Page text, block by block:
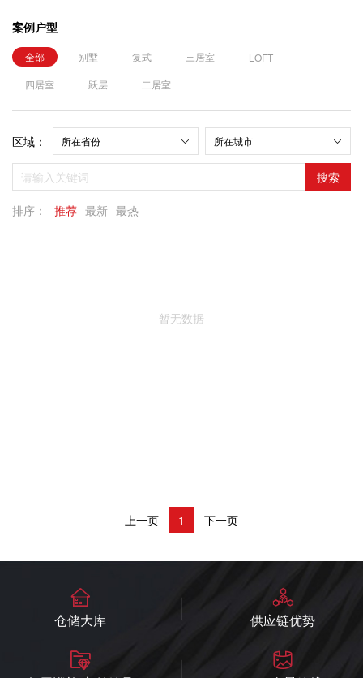
案例户型
全部 别墅 复式 三居室
LOFT
四居室
跃层 二居室
排序： 推荐 最新 最热
区域：
搜索
暂无数据
上一页 1 下一页
仓储大库 供应链优势